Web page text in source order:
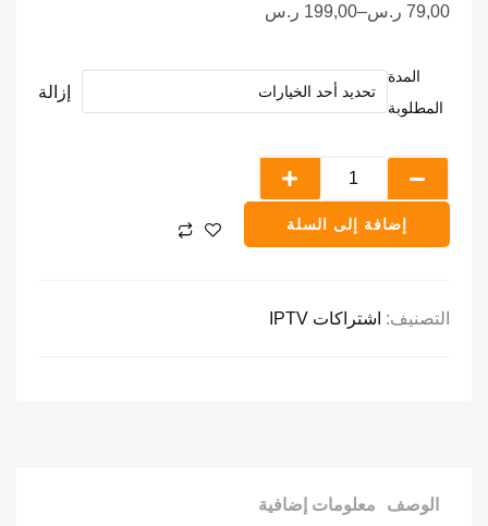
79,00 ر.س–
199,00 ر.س
نطاق
المدة
المطلوبة
إزالة
كمية
TERA
TV
4K
إضافة إلى السلة
التصنيف: اشتراكات IPTV
الوصف معلومات إضافية